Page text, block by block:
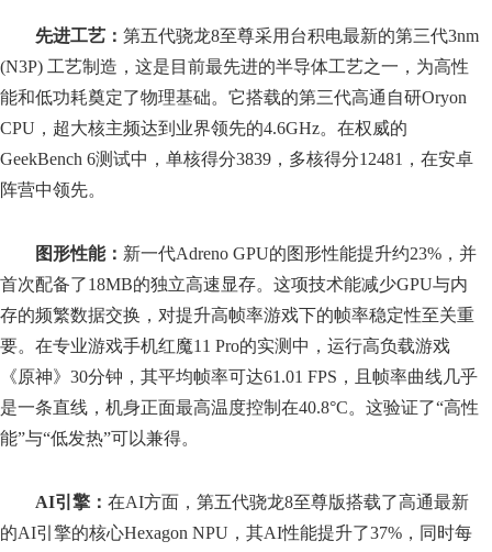
先进工艺： 第五代骁龙8至尊采用台积电最新的第三代3nm
(N3P) 工艺制造，这是目前最先进的半导体工艺之一，为高性
能和低功耗奠定了物理基础。它搭载的第三代高通自研Oryon
CPU，超大核主频达到业界领先的4.6GHz。在权威的
GeekBench 6测试中，单核得分3839，多核得分12481，在安卓
阵营中领先。
图形性能： 新一代Adreno GPU的图形性能提升约23%，并
首次配备了18MB的独立高速显存。这项技术能减少GPU与内
存的频繁数据交换，对提升高帧率游戏下的帧率稳定性至关重
要。在专业游戏手机红魔11 Pro的实测中，运行高负载游戏
《原神》30分钟，其平均帧率可达61.01 FPS，且帧率曲线几乎
是一条直线，机身正面最高温度控制在40.8°C。这验证了“高性
能”与“低发热”可以兼得。
AI引擎： 在AI方面，第五代骁龙8至尊版搭载了高通最新
的AI引擎的核心Hexagon NPU，其AI性能提升了37%，同时每